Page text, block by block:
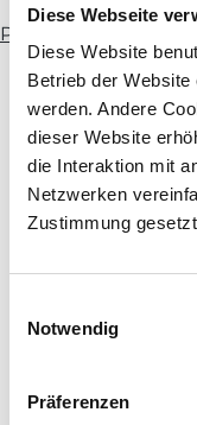
Diese Webseite
Diese Website
Betrieb der
werden. Andere
dieser Website
die Interaktion mit
Netzwerken
Zustimmung
Notwendig
Präferenzen
Plus d’infos
Quantité de